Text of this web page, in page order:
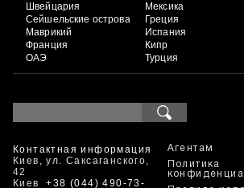
Швейцария
Сейшельские острова
Маврикий
Франция
ОАЭ
Мексика
Греция
Испания
Кипр
Турция
Контактная информация
Киев, ул. Саксаганского,
42
Киев+38 (044) 490-73-
Агентам
Политика